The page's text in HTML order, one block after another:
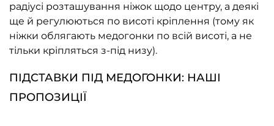
радіусі розташування ніжок щодо центру, а деякі
ще й регулюються по висоті кріплення (тому як
ніжки облягають медогонки по всій висоті, а не
тільки кріпляться з-під низу).
ПІДСТАВКИ ПІД МЕДОГОНКИ: НАШІ
ПРОПОЗИЦІЇ